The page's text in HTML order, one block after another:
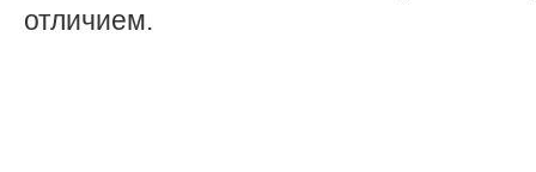
отличием.